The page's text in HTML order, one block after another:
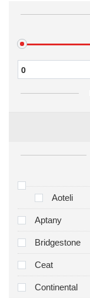
Aoteli
Aptany
Bridgestone
Ceat
Continental